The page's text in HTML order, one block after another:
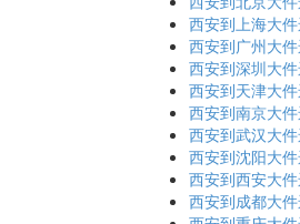
西安到上海大
西安到广州大
西安到深圳大
西安到天津大
西安到南京大
西安到武汉大
西安到沈阳大
西安到西安大
西安到成都大